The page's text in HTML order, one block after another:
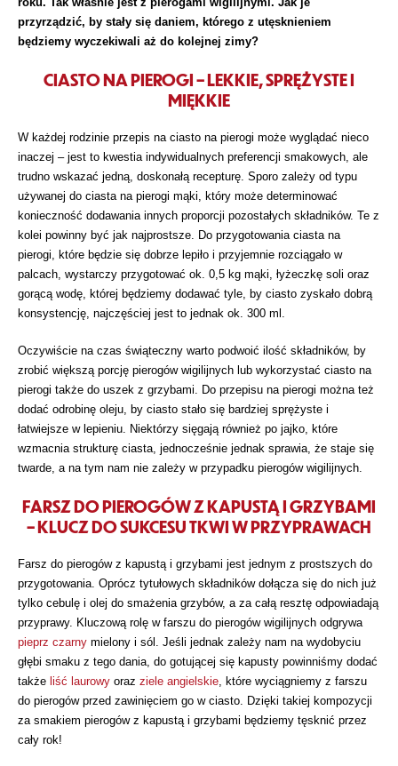
przyrządzić, by stały się daniem, którego z utęsknieniem
będziemy wyczekiwali aż do kolejnej zimy?
CIASTO NA PIEROGI – LEKKIE, SPRĘŻYSTE I
MIĘKKIE
W każdej rodzinie przepis na ciasto na pierogi może wyglądać nieco
inaczej – jest to kwestia indywidualnych preferencji smakowych, ale
trudno wskazać jedną, doskonałą recepturę. Sporo zależy od typu
używanej do ciasta na pierogi mąki, który może determinować
konieczność dodawania innych proporcji pozostałych składników. Te z
kolei powinny być jak najprostsze. Do przygotowania ciasta na
pierogi, które będzie się dobrze lepiło i przyjemnie rozciągało w
palcach, wystarczy przygotować ok. 0,5 kg mąki, łyżeczkę soli oraz
gorącą wodę, której będziemy dodawać tyle, by ciasto zyskało dobrą
konsystencję, najczęściej jest to jednak ok. 300 ml.
Oczywiście na czas świąteczny warto podwoić ilość składników, by
zrobić większą porcję pierogów wigilijnych lub wykorzystać ciasto na
pierogi także do uszek z grzybami. Do przepisu na pierogi można też
dodać odrobinę oleju, by ciasto stało się bardziej sprężyste i
łatwiejsze w lepieniu. Niektórzy sięgają również po jajko, które
wzmacnia strukturę ciasta, jednocześnie jednak sprawia, że staje się
twarde, a na tym nam nie zależy w przypadku pierogów wigilijnych.
FARSZ DO PIEROGÓW Z KAPUSTĄ I GRZYBAMI
– KLUCZ DO SUKCESU TKWI W PRZYPRAWACH
Farsz do pierogów z kapustą i grzybami jest jednym z prostszych do
przygotowania. Oprócz tytułowych składników dołącza się do nich już
tylko cebulę i olej do smażenia grzybów, a za całą resztę odpowiadają
przyprawy. Kluczową rolę w farszu do pierogów wigilijnych odgrywa
pieprz czarny mielony i sól. Jeśli jednak zależy nam na wydobyciu
głębi smaku z tego dania, do gotującej się kapusty powinniśmy dodać
także liść laurowy oraz ziele angielskie , które wyciągniemy z farszu
do pierogów przed zawinięciem go w ciasto. Dzięki takiej kompozycji
za smakiem pierogów z kapustą i grzybami będziemy tęsknić przez
cały rok!